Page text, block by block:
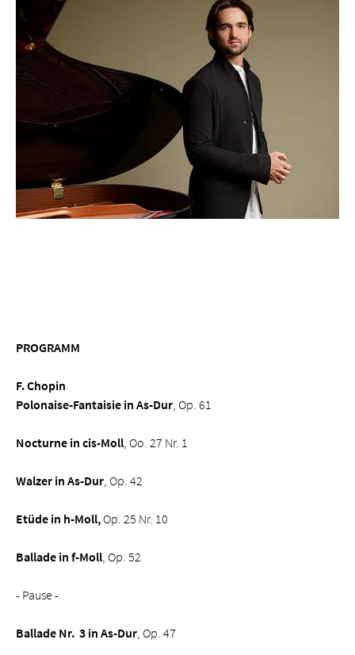
PROGRAMM
F. Chopin
Polonaise-Fantaisie in As-Dur, Op. 61
Nocturne in cis-Moll, Oo. 27 Nr. 1
Walzer in As-Dur, Op. 42
Etüde in h-Moll, Op. 25 Nr. 10
Ballade in f-Moll, Op. 52
- Pause -
Ballade Nr. 3 in As-Dur, Op. 47